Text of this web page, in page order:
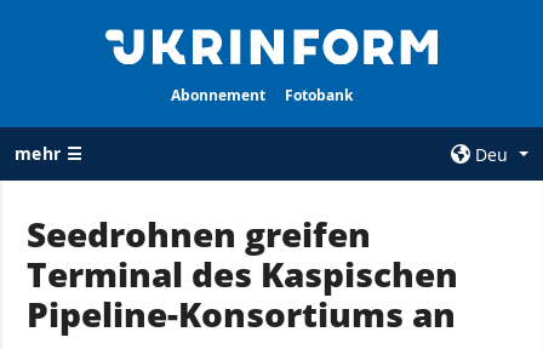
Abonnement Fotobank
mehr ☰
Deu
ALLE
RUBRIKEN
Krieg
AGENTUR
Über uns
Seedrohnen greifen
Terminal des Kaspischen
Pipeline-Konsortiums an